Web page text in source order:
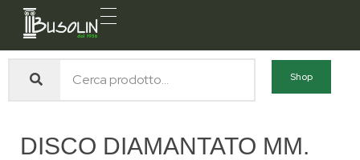
Busolin S.R.L.
Shop
DISCO DIAMANTATO MM.